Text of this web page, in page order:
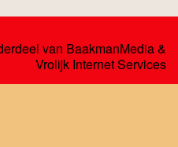
van BaakmanMedia&
Vrolijk Internet Services